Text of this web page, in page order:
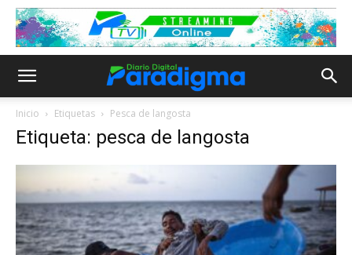
Inicio Etiquetas Pesca de langosta
Etiqueta: pesca de langosta